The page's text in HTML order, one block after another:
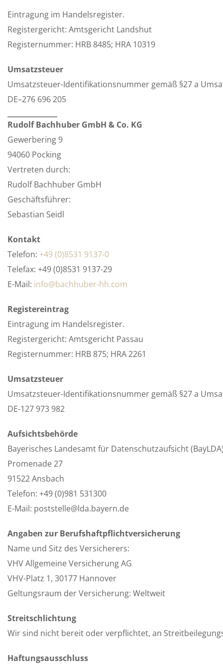
Eintragung im Handelsregister.
Registergericht: Amtsgericht Landshut
Registernummer: HRB 8485; HRA 10319
Umsatzsteuer
Umsatzsteuer-Identifikationsnummer gemäß §27 a
DE–276 696 205
Rudolf Bachhuber GmbH & Co. KG
Gewerbering 9
94060 Pocking
Vertreten durch:
Rudolf Bachhuber GmbH
Geschäftsführer:
Sebastian Seidl
Kontakt
Telefon: +49 (0)8531 9137-0
Telefax: +49 (0)8531 9137-29
E-Mail: info@bachhuber-hh.com
Registereintrag
Eintragung im Handelsregister.
Registergericht: Amtsgericht Passau
Registernummer: HRB 875; HRA 2261
Umsatzsteuer
Umsatzsteuer-Identifikationsnummer gemäß §27 a
DE-127 973 982
Aufsichtsbehörde
Bayerisches Landesamt für Datenschutzaufsicht (BayLDA)
Promenade 27
91522 Ansbach
Telefon: +49 (0)981 531300
E-Mail: poststelle@lda.bayern.de
Angaben zur Berufshaftpflichtversicherung
Name und Sitz des Versicherers:
VHV Allgemeine Versicherung AG
VHV-Platz 1, 30177 Hannover
Geltungsraum der Versicherung: Weltweit
Streitschlichtung
Wir sind nicht bereit oder verpflichtet, an
Haftungsausschluss